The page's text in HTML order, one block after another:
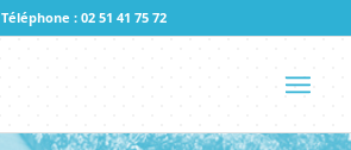
Téléphone : 02 51 41 75 72